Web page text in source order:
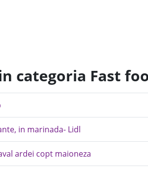
categoria Fast
in marinada- Lidl
ardei copt maioneza